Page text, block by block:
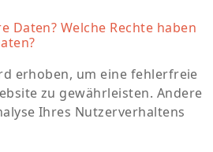
Daten? Welche Rechte haben
erhoben, um eine fehlerfreie
zu gewährleisten. Andere
Ihres Nutzerverhaltens